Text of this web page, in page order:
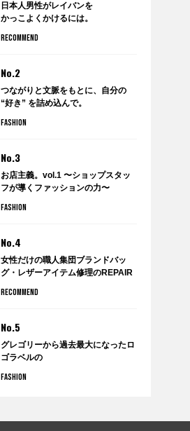
日本人男性がレイバンを
かっこよくかけるには。
RECOMMEND
No.2
つながりと文脈をもとに、自分の
“好き” を詰め込んで。
のポップアップショップ
入！
FASHION
No.3
お店主義。vol.1 〜ショップスタッ
フが導くファッションの力〜
FASHION
No.4
女性だけの職人集団ブランドバッ
グ・レザーアイテム修理のREPAIR
RECOMMEND
No.5
グレゴリーから過去最大になったロ
ゴラベルの
発売。
FASHION